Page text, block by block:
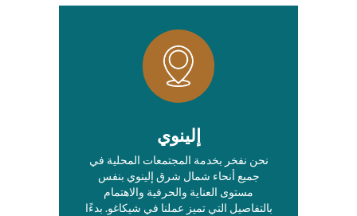
إلينوي
نحن نفخر بخدمة المجتمعات المحلية في
جميع أنحاء شمال شرق إلينوي بنفس
مستوى العناية والحرفية والاهتمام
بالتفاصيل التي تميز عملنا في شيكاغو. بدءًا